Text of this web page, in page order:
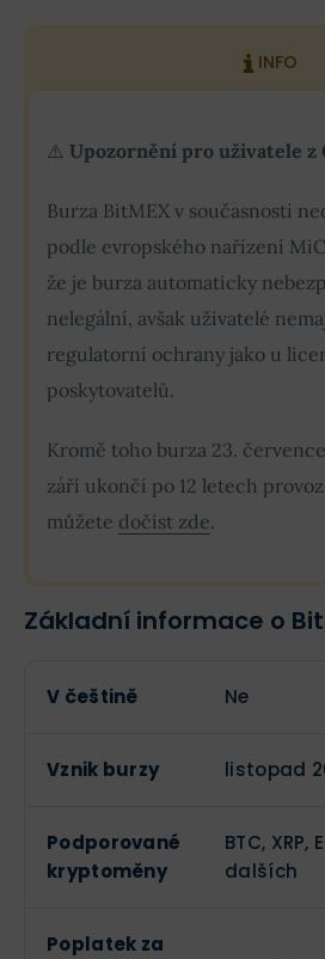
INFO
⚠️ Upozornění pro uživatele z
Burza BitMEX v současnosti
podle evropského nařízení
že je burza automaticky
nelegální, avšak uživatelé
regulatorní ochrany jako u
poskytovatelů.
Kromě toho burza 23.
září ukončí po 12 letech
můžete dočíst zde.
Základní informace o
V češtině Ne
Vznik burzy listopad
Podporované
kryptoměny
BTC, XRP,
dalších
Poplatek za